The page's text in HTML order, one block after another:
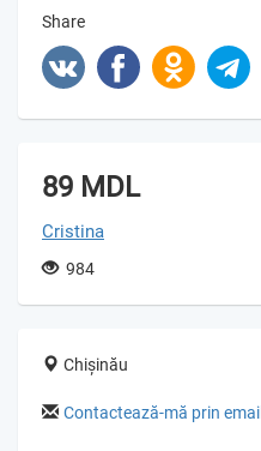
Share
89 MDL
Cristina
984
Chișinău
Contactează-mă prin email